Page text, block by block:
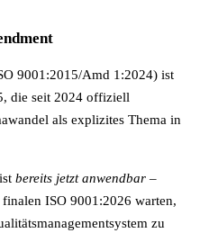
9001:2015/Amd 1:2024) ist
die seit 2024 offiziell
als explizites Thema in
bereits jetzt anwendbar –
ISO 9001:2026 warten,
zu